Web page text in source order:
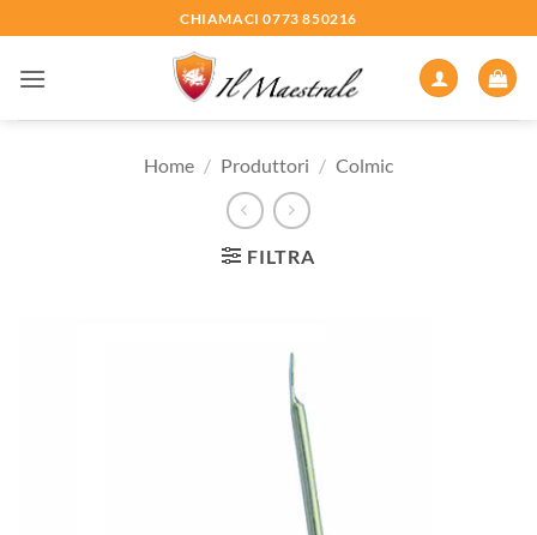
ai
contenuti
CHIAMACI 0773 850216
Home / Produttori / Colmic
FILTRA